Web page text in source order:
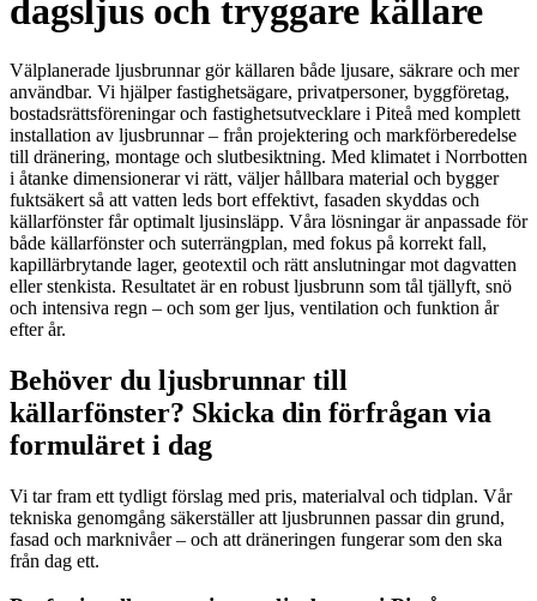
dagsljus och tryggare källare
Välplanerade ljusbrunnar gör källaren både ljusare, säkrare och mer
användbar. Vi hjälper fastighetsägare, privatpersoner, byggföretag,
bostadsrättsföreningar och fastighetsutvecklare i Piteå med komplett
installation av ljusbrunnar – från projektering och markförberedelse
till dränering, montage och slutbesiktning. Med klimatet i Norrbotten
i åtanke dimensionerar vi rätt, väljer hållbara material och bygger
fuktsäkert så att vatten leds bort effektivt, fasaden skyddas och
källarfönster får optimalt ljusinsläpp. Våra lösningar är anpassade för
både källarfönster och suterrängplan, med fokus på korrekt fall,
kapillärbrytande lager, geotextil och rätt anslutningar mot dagvatten
eller stenkista. Resultatet är en robust ljusbrunn som tål tjällyft, snö
och intensiva regn – och som ger ljus, ventilation och funktion år
efter år.
Behöver du ljusbrunnar till
källarfönster? Skicka din förfrågan via
formuläret i dag
Vi tar fram ett tydligt förslag med pris, materialval och tidplan. Vår
tekniska genomgång säkerställer att ljusbrunnen passar din grund,
fasad och marknivåer – och att dräneringen fungerar som den ska
från dag ett.